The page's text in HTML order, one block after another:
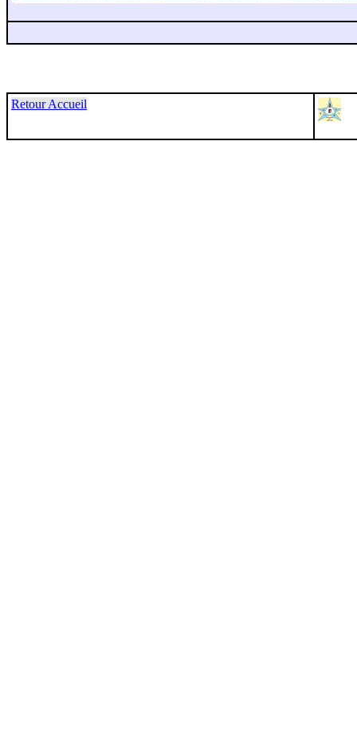
Retour Accueil